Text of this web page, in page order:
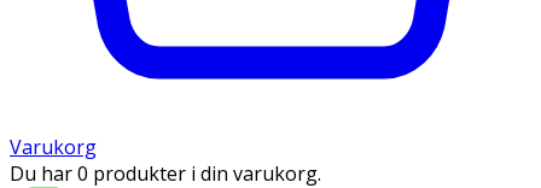
Varukorg
Du har 0 produkter i din varukorg.